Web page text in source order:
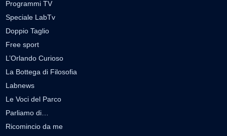
Programmi TV
Speciale LabTv
Doppio Taglio
Free sport
L’Orlando Curioso
La Bottega di Filosofia
Labnews
Le Voci del Parco
Parliamo di…
Ricomincio da me